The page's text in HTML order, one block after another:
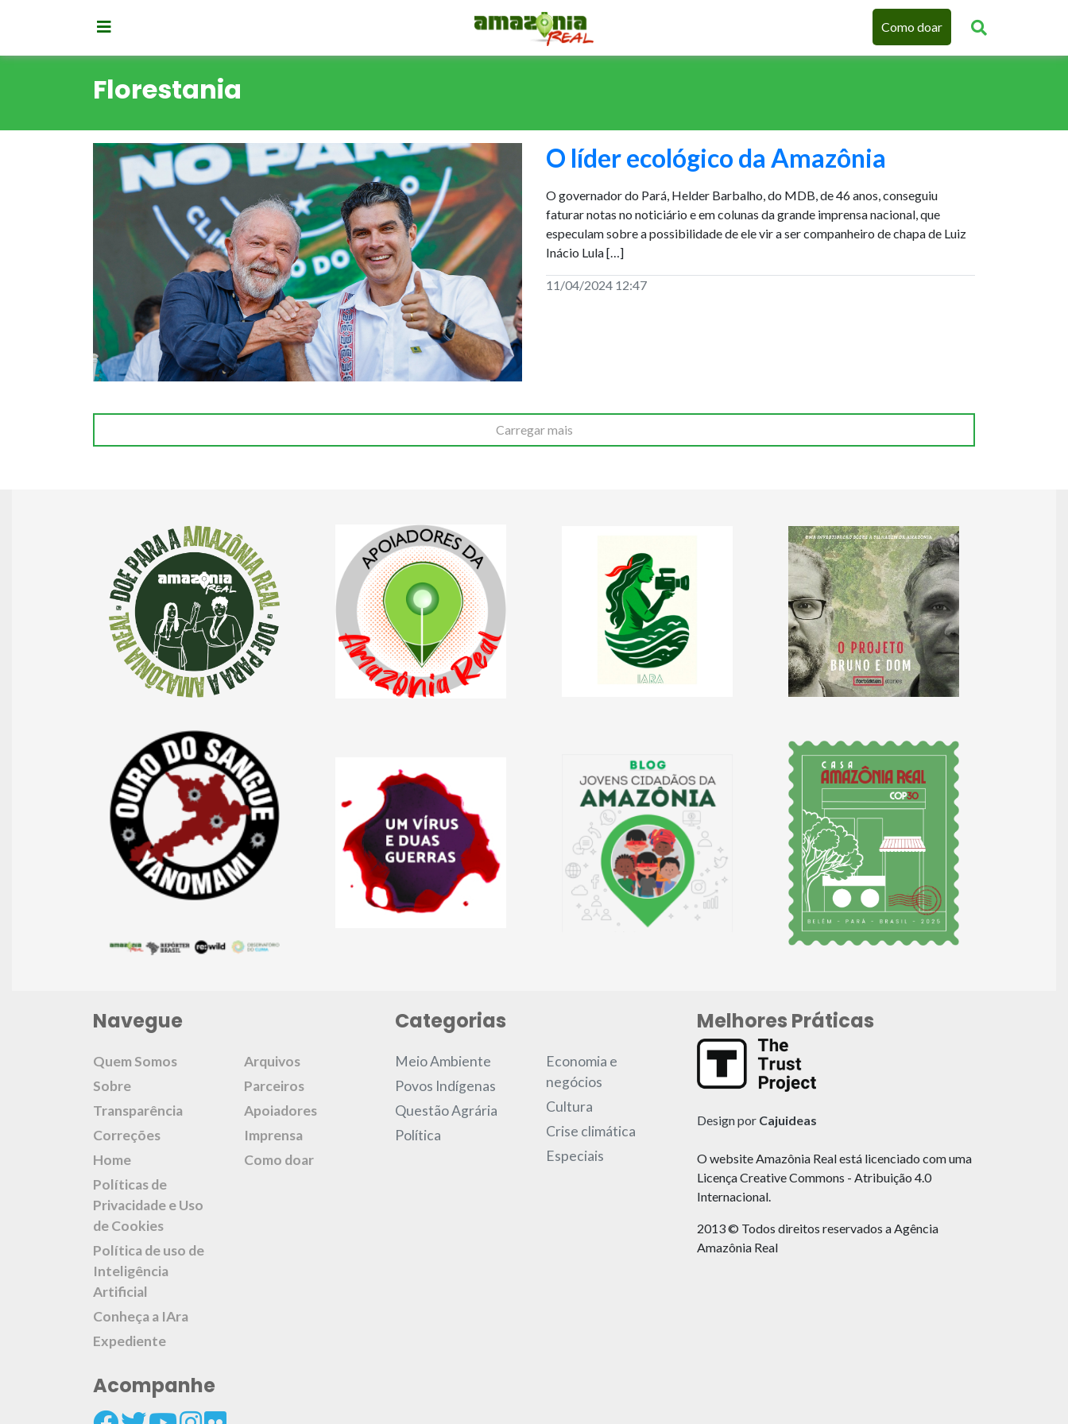
Como doar
Florestania
O líder ecológico da Amazônia
O governador do Pará, Helder Barbalho, do MDB, de 46 anos, conseguiu
faturar notas no noticiário e em colunas da grande imprensa nacional, que
especulam sobre a possibilidade de ele vir a ser companheiro de chapa de Luiz
Inácio Lula […]
11/04/2024 12:47
Carregar mais
Navegue
Quem Somos
Sobre
Transparência
Correções
Home
Políticas de
Privacidade e Uso
de Cookies
Política de uso de
Inteligência
Artificial
Conheça a IAra
Expediente
Arquivos
Parceiros
Apoiadores
Imprensa
Como doar
Acompanhe
Categorias
Meio Ambiente
Povos Indígenas
Questão Agrária
Política
Economia e
negócios
Cultura
Crise climática
Especiais
Melhores Práticas
Design por Cajuideas
O website Amazônia Real está licenciado com uma
Licença Creative Commons - Atribuição 4.0
Internacional.
2013 © Todos direitos reservados a Agência
Amazônia Real